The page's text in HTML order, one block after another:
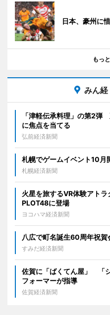
日本、豪州に
もっ
みん経
「津軽伝承料理」の第2弾
に焦点を当てる
弘前経済新聞
札幌でゲームイベント10
札幌経済新聞
火星を旅するVR体験アト
PLOT48に登場
ヨコハマ経済新聞
八広で町名誕生60周年祝
すみだ経済新聞
佐賀に「ばくてん屋」 「
フォーマーが指導
佐賀経済新聞